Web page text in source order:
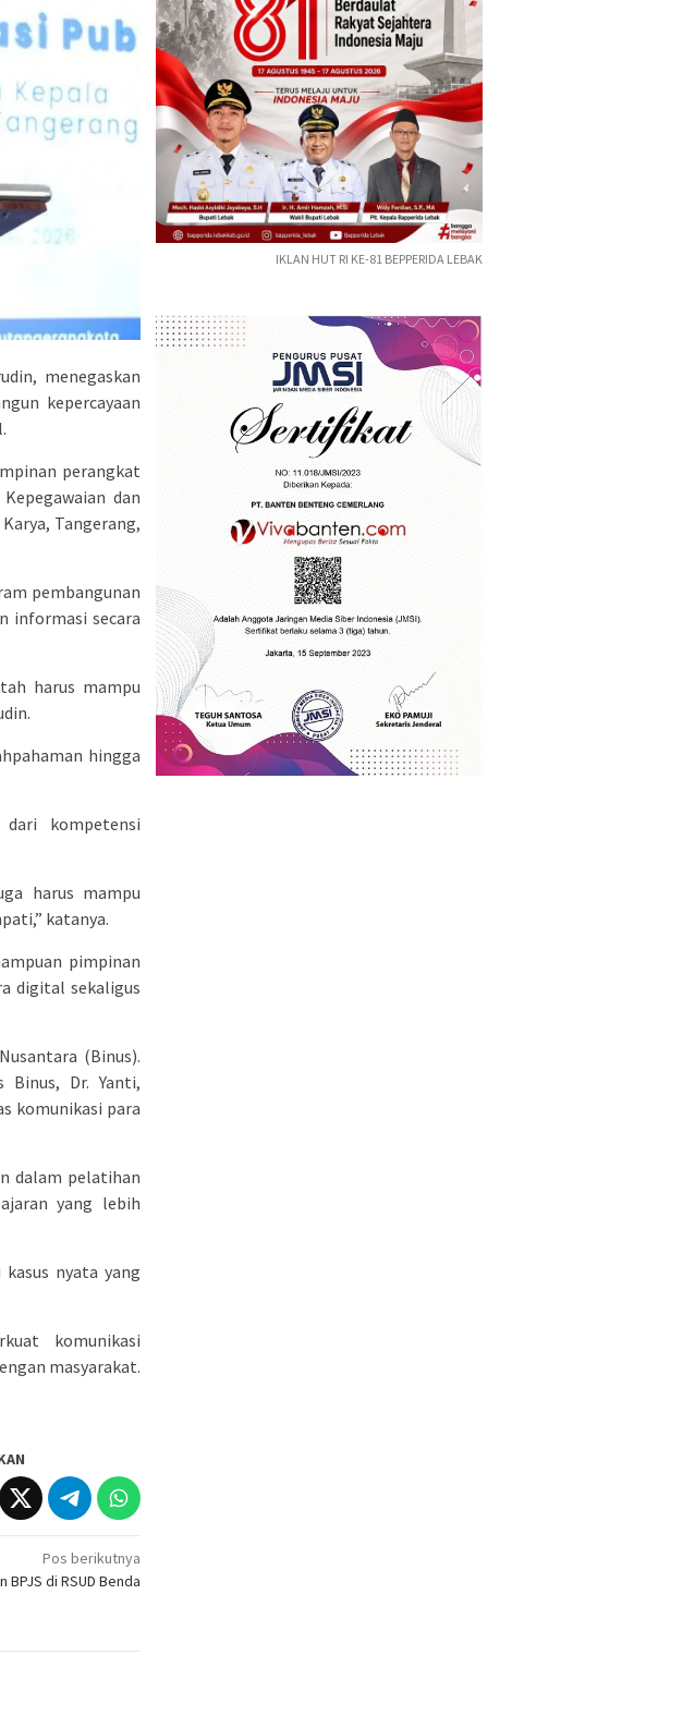
menegaskan
kepercayaan
perangkat
dan
Tangerang,
pembangunan
informasi secara
harus mampu
hingga
kompetensi
harus mampu
katanya.
pimpinan
digital sekaligus
(Binus).
Binus, Dr. Yanti,
komunikasi para
dalam pelatihan
yang lebih
nyata yang
komunikasi
masyarakat.
Pos berikutnya
BPJS di RSUD Benda
IKLAN HUT RI KE-81 BEPPERIDA LEBAK